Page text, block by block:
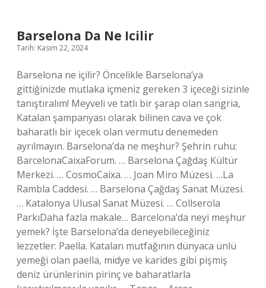
Barselona Da Ne Icilir
Tarih: Kasım 22, 2024
Barselona ne içilir? Öncelikle Barselona’ya
gittiğinizde mutlaka içmeniz gereken 3 içeceği sizinle
tanıştıralım! Meyveli ve tatlı bir şarap olan sangria,
Katalan şampanyası olarak bilinen cava ve çok
baharatlı bir içecek olan vermutu denemeden
ayrılmayın. Barselona’da ne meşhur? Şehrin ruhu:
BarcelonaCaixaForum. … Barselona Çağdaş Kültür
Merkezi. … CosmoCaixa. … Joan Miro Müzesi. …La
Rambla Caddesi. … Barselona Çağdaş Sanat Müzesi.
… Katalonya Ulusal Sanat Müzesi. … Collserola
ParkıDaha fazla makale… Barcelona’da neyi meşhur
yemek? İşte Barselona’da deneyebileceğiniz
lezzetler: Paella. Katalan mutfağının dünyaca ünlü
yemeği olan paella, midye ve karides gibi pişmiş
deniz ürünlerinin pirinç ve baharatlarla